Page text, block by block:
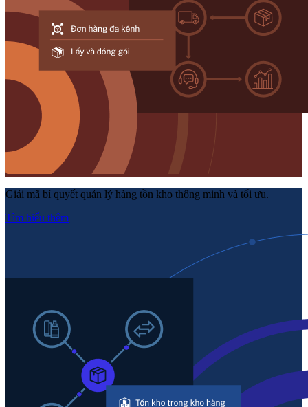
Giải mã bí quyết quản lý hàng tồn kho thông minh và tối ưu.
Tìm hiểu thêm